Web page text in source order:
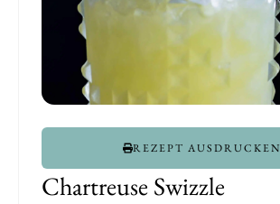
Chartreuse Swizzle
REZEPT AUSDRUCKEN